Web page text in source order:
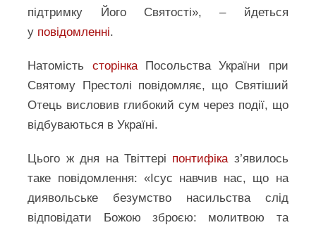
підтримку Його Святості», – йдеться
у повідомленні.
Натомість сторінкаПосольства України при
Святому Престолі повідомляє, що Святіший
Отець висловив глибокий сум через події, що
відбуваються в Україні.
Цього ж дня на Твіттері понтифіказ’явилось
таке повідомлення: «Ісус навчив нас, що на
диявольське безумство насильства слід
відповідати Божою зброєю: молитвою та